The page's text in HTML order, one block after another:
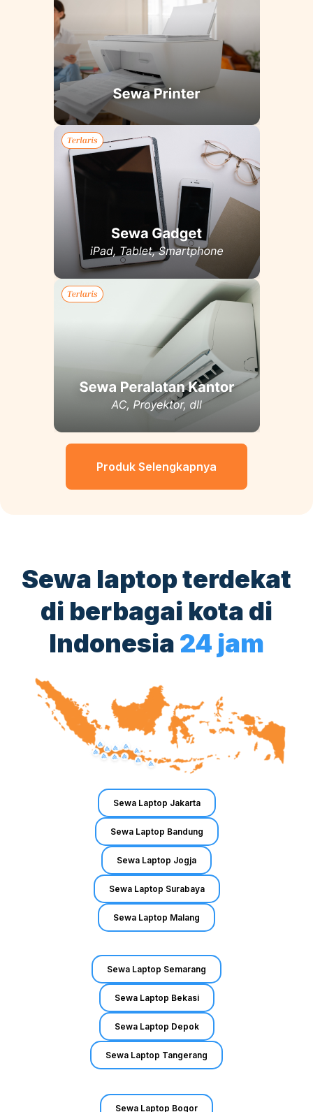
Produk Selengkapnya
Sewa laptop terdekat
di berbagai kota di
Indonesia 24 jam
Sewa Laptop Jakarta
Sewa Laptop Bandung
Sewa Laptop Jogja
Sewa Laptop Surabaya
Sewa Laptop Malang
Sewa Laptop Semarang
Sewa Laptop Bekasi
Sewa Laptop Depok
Sewa Laptop Tangerang
Sewa Laptop Bogor